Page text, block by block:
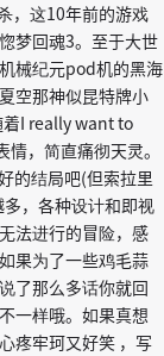
，这10年前的游戏
梦回魂3。至于大世
械纪元pod机的黑海
空那神似昆特牌小
着I really want to
，简直痛彻天灵。
的结局吧(但索拉里
，各种设计和即视
法进行的冒险，感
果为了一些鸡毛蒜
了那么多话你就回
一样哦。如果真想
疼牢珂又好笑 ，写